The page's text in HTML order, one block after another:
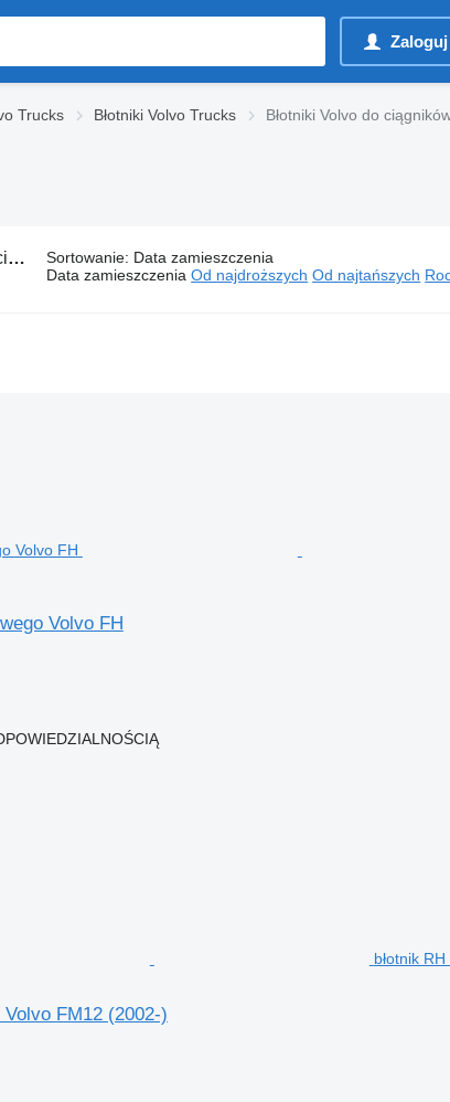
Trucks Błotniki Volvo Trucks Błotniki Volvo do
Sortowanie: Data zamieszczenia
Data zamieszczenia Od najdroższych Od najtańszych
Volvo FH
błotnik
Volvo FM12 (2002-)